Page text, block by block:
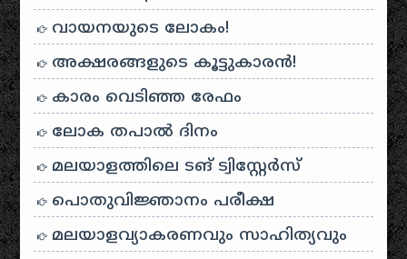
വായനയുടെ ലോകം!
അക്ഷരങ്ങളുടെ കൂട്ടുകാരൻ!
കാരം വെടിഞ്ഞ രേഫം
ലോക തപാൽ ദിനം
മലയാളത്തിലെ ടങ് ട്വിസ്റ്റേർസ്
പൊതുവിജ്ഞാനം പരീക്ഷ
മലയാളവ്യാകരണവും സാഹിത്യവും